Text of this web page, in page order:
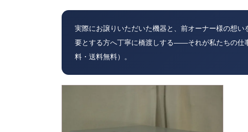
実際にお譲りいただいた機器と、前オーナー様の想
要とする方へ丁寧に橋渡しする——それが私たちの仕
料・送料無料）。